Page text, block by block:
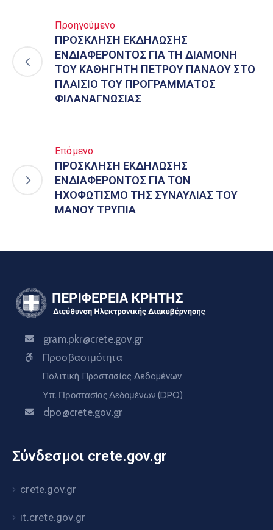
Προηγούμενο
ΠΡΟΣΚΛΗΣΗ ΕΚΔΗΛΩΣΗΣ
ΕΝΔΙΑΦΕΡΟΝΤΟΣ ΓΙΑ ΤΗ ΔΙΑΜΟΝΗ
ΤΟΥ ΚΑΘΗΓΗΤΗ ΠΕΤΡΟΥ ΠΑΝΑΟΥ ΣΤΟ
ΠΛΑΙΣΙΟ ΤΟΥ ΠΡΟΓΡΑΜΜΑΤΟΣ
ΦΙΛΑΝΑΓΝΩΣΙΑΣ
Επόμενο
ΠΡΟΣΚΛΗΣΗ ΕΚΔΗΛΩΣΗΣ
ΕΝΔΙΑΦΕΡΟΝΤΟΣ ΓΙΑ ΤΟΝ
ΗΧΟΦΩΤΙΣΜΟ ΤΗΣ ΣΥΝΑΥΛΙΑΣ ΤΟΥ
ΜΑΝΟΥ ΤΡΥΠΙΑ
gram.pkr@crete.gov.gr
Προσβασιμότητα
Πολιτική Προστασίας Δεδομένων
Υπ. Προστασίας Δεδομένων (DPO)
dpo@crete.gov.gr
Σύνδεσμοι crete.gov.gr
crete.gov.gr
it.crete.gov.gr